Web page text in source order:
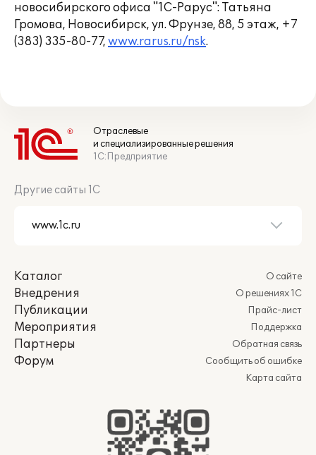
новосибирского офиса "1С-Рарус": Татьяна
Громова, Новосибирск, ул. Фрунзе, 88, 5 этаж, +7
(383) 335-80-77, www.rarus.ru/nsk.
Отраслевые
и специализированные решения
1С:Предприятие
Другие сайты 1С
Каталог
Внедрения
Публикации
Мероприятия
Партнеры
Форум
О сайте
О решениях 1С
Прайс-лист
Поддержка
Обратная связь
Сообщить об ошибке
Карта сайта